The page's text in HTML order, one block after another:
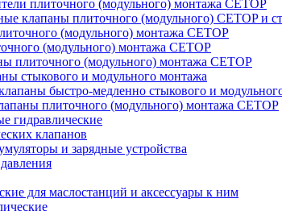
плиточного (модульного) монтажa CETOP
клапаны плиточного (модульного) CETOP и
(модульного) монтажа CETOP
(модульного) монтажа CETOP
плиточного (модульного) монтажа CETOP
стыкового и модульного монтажа
быстро-медленно стыкового и
плиточного (модульного) монтажа CETOP
гидравлические
клапанов
и зарядные устройства
для маслостанций и аксессуары к ним